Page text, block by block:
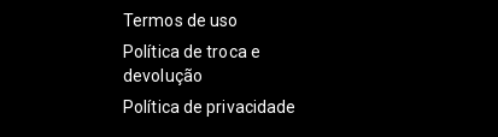
Termos de uso
Política de troca e
devolução
Política de privacidade